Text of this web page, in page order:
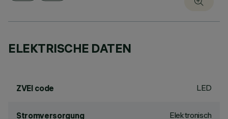
ELEKTRISCHE DATEN
ZVEI code LED
Stromversorgung
Elektronisch